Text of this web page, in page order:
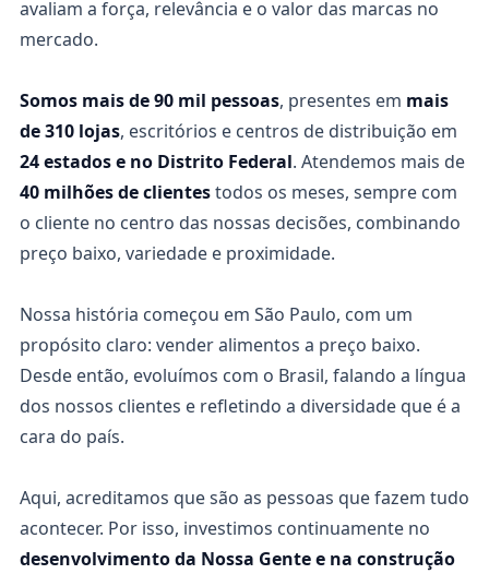
avaliam a força, relevância e o valor das marcas no
mercado.
Somos mais de 90 mil pessoas, presentes em mais
de 310 lojas, escritórios e centros de distribuição em
24 estados e no Distrito Federal. Atendemos mais de
40 milhões de clientestodos os meses, sempre com
o cliente no centro das nossas decisões, combinando
preço baixo, variedade e proximidade.
Nossa história começou em São Paulo, com um
propósito claro: vender alimentos a preço baixo.
Desde então, evoluímos com o Brasil, falando a língua
dos nossos clientes e refletindo a diversidade que é a
cara do país.
Aqui, acreditamos que são as pessoas que fazem tudo
acontecer. Por isso, investimos continuamente no
desenvolvimento da Nossa Gente e na construção